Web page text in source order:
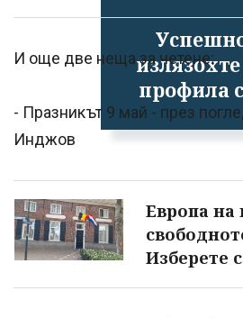
профила
И още две неща за четене:
- Празникът 9 май - през
Инджов
Европа на
Изберете